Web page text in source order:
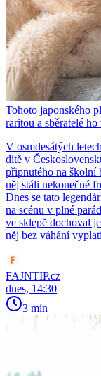
Tohoto japonského
raritou a sběratelé
V osmdesátých
dítě v
připnutého na školní
něj stáli nekonečné
Dnes se tato
na scénu v plné
ve sklepě dochoval
něj bez váhání
FAJNTIP.cz
dnes, 14:30
3 min